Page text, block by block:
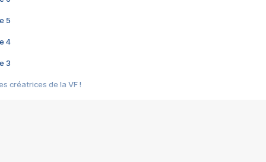
5
4
3
créatrices de la VF !